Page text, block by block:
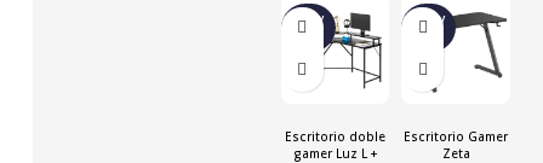
NUEV
O
Escritorio doble
gamer Luz L +
NUEV
O
Escritorio Gamer
Zeta